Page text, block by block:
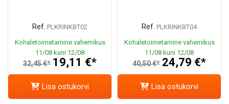
Ref. PLKRINKBT02
Kohaletoimetamine vahemikus
11/08 kuni 12/08
32,45 €* 19,11 €*
Lisa ostukorvi
Ref. PLKRINKBT04
Kohaletoimetamine vahemikus
11/08 kuni 12/08
40,50 €* 24,79 €*
Lisa ostukorvi